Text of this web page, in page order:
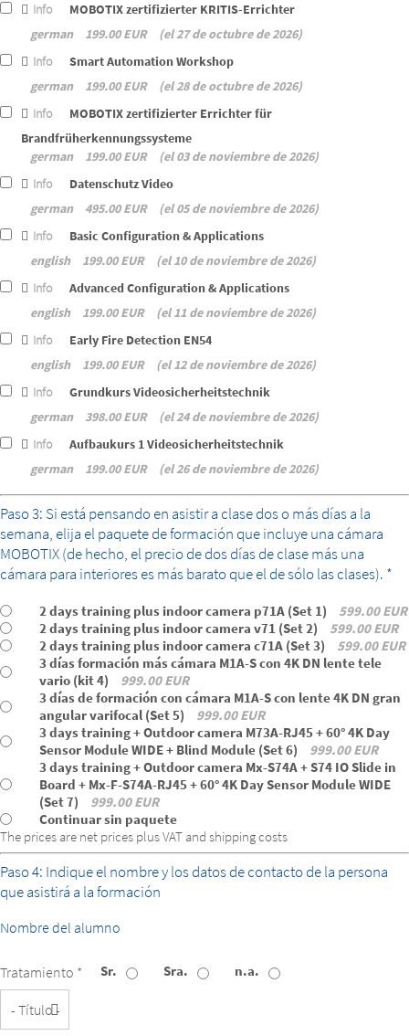
Info
MOBOTIX zertifizierter KRITIS-Errichter
german
199.00 EUR
el 27 de octubre de 2026
Info
Smart Automation Workshop
german
199.00 EUR
el 28 de octubre de 2026
Info
MOBOTIX zertifizierter Errichter für
Brandfrüherkennungssysteme
german
199.00 EUR
el 03 de noviembre de 2026
Info
Datenschutz Video
german
495.00 EUR
el 05 de noviembre de 2026
Info
Basic Configuration & Applications
english
199.00 EUR
el 10 de noviembre de 2026
Info
Advanced Configuration & Applications
english
199.00 EUR
el 11 de noviembre de 2026
Info
Early Fire Detection EN54
english
199.00 EUR
el 12 de noviembre de 2026
Info
Grundkurs Videosicherheitstechnik
german
398.00 EUR
el 24 de noviembre de 2026
Info
Aufbaukurs 1 Videosicherheitstechnik
german
199.00 EUR el 26 de noviembre de 2026
bundle
Paso 3: Si está pensando en asistir a clase dos o más días a la
semana, elija el paquete de formación que incluye una cámara
MOBOTIX (de hecho, el precio de dos días de clase más una
cámara para interiores es más barato que el de sólo las clases). *
2 days training plus indoor camera p71A (Set 1)
599.00 EUR
2 days training plus indoor camera v71 (Set 2)
599.00 EUR
2 days training plus indoor camera c71A (Set 3)
599.00 EUR
3 días formación más cámara M1A-S con 4K DN lente tele
vario (kit 4)
999.00 EUR
3 días de formación con cámara M1A-S con lente 4K DN gran
angular varifocal (Set 5)
999.00 EUR
3 days training + Outdoor camera M73A-RJ45 + 60° 4K Day
Sensor Module WIDE + Blind Module (Set 6)
999.00 EUR
3 days training + Outdoor camera Mx-S74A + S74 IO Slide in
Board + Mx-F-S74A-RJ45 + 60° 4K Day Sensor Module WIDE
(Set 7)
999.00 EUR
Continuar sin paquete
The prices are net prices plus VAT and shipping costs
Paso 4: Indique el nombre y los datos de contacto de la persona
que asistirá a la formación
Nombre del alumno
Tratamiento * Sr. Sra. n.a.